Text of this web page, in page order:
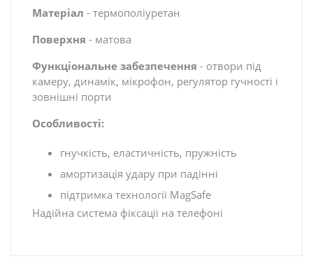
Матеріал - термополіуретан
Поверхня - матова
Функціональне забезпечення - отвори під
камеру, динамік, мікрофон, регулятор гучності і
зовнішні порти
Особливості:
гнучкість, еластичність, пружність
амортизація удару при падінні
підтримка технології MagSafe
Надійна система фіксації на телефоні